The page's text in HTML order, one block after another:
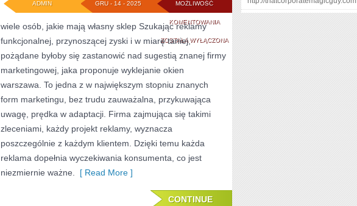
MOŻLIWOŚĆ
KOMENTOWANIABARDZO
DUŻO
OSÓB,
KTÓRE
POSIADAJĄ
SWÓJ
OBIEKT
HANDLOWY
ZOSTAŁA WYŁĄCZONA
GRU - 14 - 2025
ADMIN
wiele osób, jakie mają własny sklep Szukając reklamy
funkcjonalnej, przynoszącej zyski i w miarę taniej,
pożądane byłoby się zastanowić nad sugestią znanej firmy
marketingowej, jaka proponuje wyklejanie okien
warszawa. To jedna z w największym stopniu znanych
form marketingu, bez trudu zauważalna, przykuwająca
uwagę, prędka w adaptacji. Firma zajmująca się takimi
zleceniami, każdy projekt reklamy, wyznacza
poszczególnie z każdym klientem. Dzięki temu każda
reklama dopełnia wyczekiwania konsumenta, co jest
niezmiernie ważne.
[ Read More ]
CONTINUE